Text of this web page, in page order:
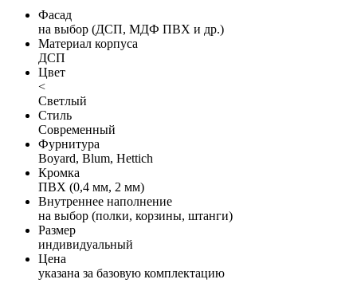
Фасад
на выбор (ДСП, МДФ ПВХ и др.)
Материал корпуса
ДСП
Цвет
<
Светлый
Стиль
Современный
Фурнитура
Boyard, Blum, Hettich
Кромка
ПВХ (0,4 мм, 2 мм)
Внутреннее наполнение
на выбор (полки, корзины, штанги)
Размер
индивидуальный
Цена
указана за базовую комплектацию